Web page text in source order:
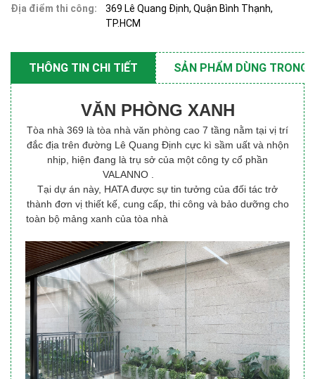
Địa điểm thi công:
369 Lê Quang Định, Quận Bình Thạnh,
TP.HCM
THÔNG TIN CHI TIẾT SẢN PHẨM DÙNG TRONG
VĂN PHÒNG XANH
Tòa nhà 369 là tòa nhà văn phòng cao 7 tầng nằm tại vị trí
đắc địa trên đường Lê Quang Định cực kì sầm uất và nhộn
nhịp, hiện đang là trụ sở của một công ty cổ phần
VALANNO .
Tại dự án này, HATA được sự tin tưởng của đối tác trở
thành đơn vị thiết kế, cung cấp, thi công và bảo dưỡng cho
toàn bộ mảng xanh của tòa nhà